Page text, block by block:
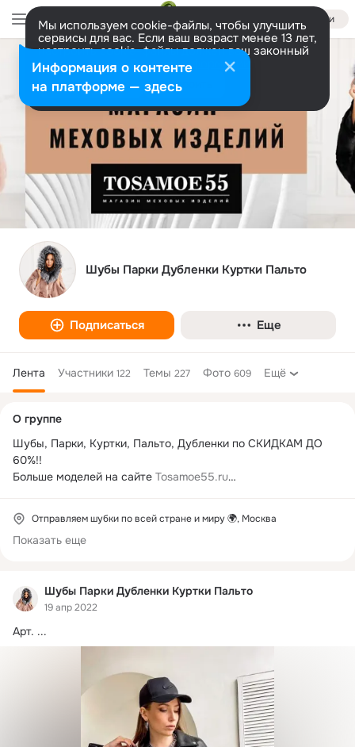
Войти
Мы используем cookie-файлы, чтобы улучшить
сервисы для вас. Если ваш возраст менее 13 лет,
настроить cookie-файлы должен ваш законный
представитель. Больше информации
Разрешить все Настроить
Шубы Парки Дубленки Куртки Пальто
Подписаться Еще
Лента Участники 122 Темы 227 Фото 609 Ещё
Шубы Парки Дубленки Куртки Пальто
19 апр 2022
Арт. ...
колонка
О группе
Шубы, Парки, Куртки, Пальто, Дубленки по СКИДКАМ ДО
60%!!
Больше моделей на сайте Tosamoe55.ru
Модели сезона 2020-2021
Итальянские лекала
↓↓↓↓↓↓↓↓↓↓↓↓↓↓↓↓↓↓↓↓↓↓↓↓↓↓↓↓↓↓↓↓
---------------------------------------------------------------
Курьерская доставка по Москве и МО
в день заказа
---------------------------------------------------------------
---------------------------------------------------------------
Есть кредит и рассрочка
---------------------------------------------------------------
Отправляем шубки по всей стране и миру 🌍, Москва
Показать еще
Информация о контенте
на платформе — здесь